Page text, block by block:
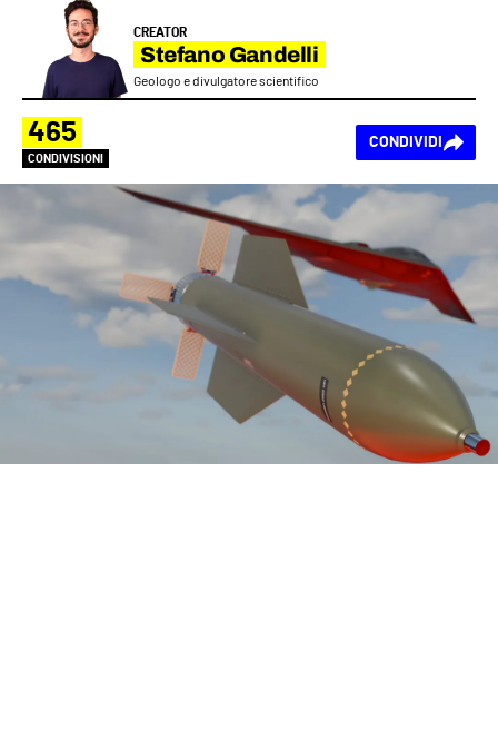
CREATOR
Stefano Gandelli
Geologo e divulgatore scientifico
465
CONDIVISIONI
CONDIVIDI